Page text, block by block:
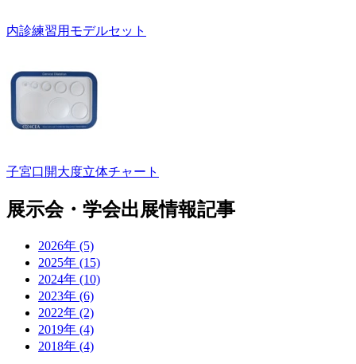
内診練習用モデルセット
子宮口開大度立体チャート
展示会・学会出展情報記事
2026年 (5)
2025年 (15)
2024年 (10)
2023年 (6)
2022年 (2)
2019年 (4)
2018年 (4)